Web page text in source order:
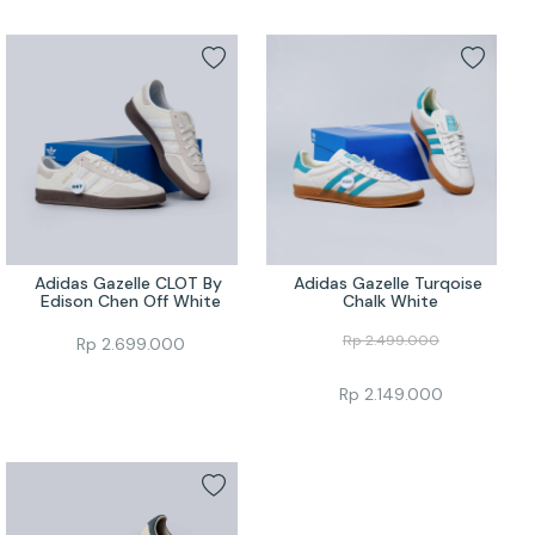
Adidas Gazelle CLOT By
Edison Chen Off White
Rp 2.699.000
Adidas Gazelle Turqoise
Chalk White
Rp2.499.000
Rp 2.149.000